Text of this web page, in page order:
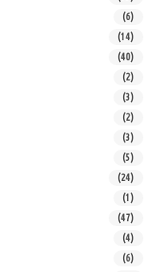
(6)
(14)
(40)
(2)
(3)
(2)
(3)
(5)
(24)
(1)
(47)
(4)
(6)